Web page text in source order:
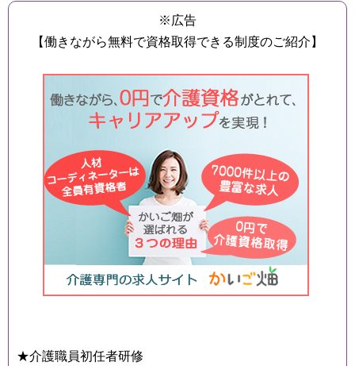
※広告
【働きながら無料で資格取得できる制度のご紹介】
★介護職員初任者研修